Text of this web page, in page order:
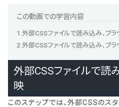
外部CSSファイルで読み込み、ブ
外部CSSファイルで読み込み、ブラ
外部CSSファイルで読
映
このステップでは、外部CSSのス